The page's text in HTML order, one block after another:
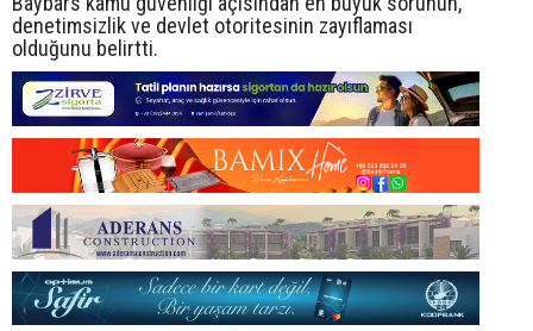
denetimsizlik ve devlet otoritesinin zayıflaması
olduğunu belirtti.